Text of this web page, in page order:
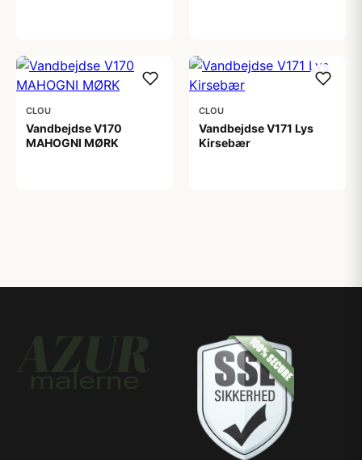
CLOU
Vandbejdse V170
MAHOGNI MØRK
CLOU
Vandbejdse V171 Lys
Kirsebær